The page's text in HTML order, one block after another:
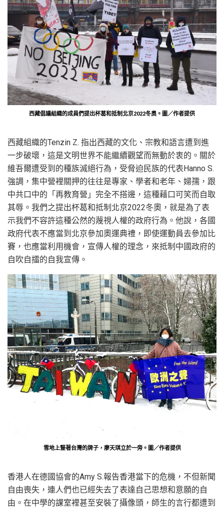
西藏倡議組織的成員們提出杯葛和抵制北京2022冬奧。圖／作者提供
西藏組織的Tenzin Z. 指出西藏的文化、宗教和語言遭到進
一步破壞，這是文明世界不能繼續觀望而無動於衷的。關於
維吾爾遭受到的種族滅絕行為，受脅迫民族的代表Hanno S.
強調，集中營裡關押的往往是專家、學者和老年、婦孺，跟
中共口中的「再教育營」完全不搭邊，這種藉口可笑而自取
其辱。我們之提出杯葛和抵制北京2022冬奧，就是為了表
示我們不容許這種公然的蔑視人權的政府行為。他說，各國
政府代表不應當到北京參加奧運典禮，即使運動員去參加比
賽，也應當利用機會，宣傳人權的理念，來抵制中國政府的
自吹自擂的自我宣傳。
雪地上豎著台灣的牌子，廖天琪立於一旁。圖／作者提供
香港人在德國協會的Amy S.報告香港當下的危機，不但新聞
自由喪失，連人們也已經失去了表達自己思想和意願的自
由。在中學的課室裡甚至安裝了攝像頭，師生的言行都遭到